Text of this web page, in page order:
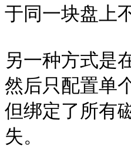
于同一块盘上
另一种方式是
然后只配置
但绑定了所有
失。